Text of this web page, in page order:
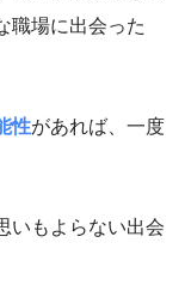
職場に出会った
性があれば、一度
いもよらない出会